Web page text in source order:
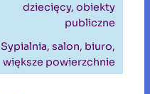
dziecięcy, obiekty
publiczne
Sypialnia, salon, biuro,
większe powierzchnie